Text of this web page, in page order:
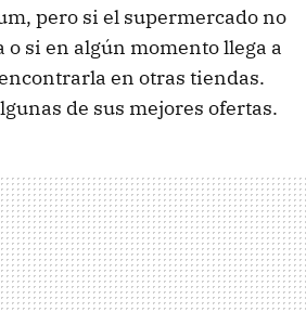
pero si el supermercado no
o si en algún momento llega a
en otras tiendas.
de sus mejores ofertas.